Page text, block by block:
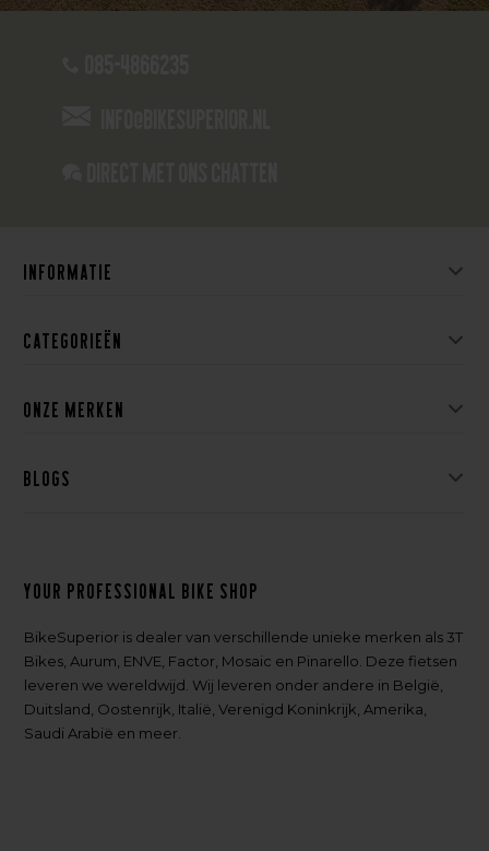
Informatie
Categorieën
Onze merken
Blogs
Your professional bike shop
BikeSuperior is dealer van verschillende unieke merken als 3T
Bikes, Aurum, ENVE, Factor, Mosaic en Pinarello. Deze fietsen
leveren we wereldwijd. Wij leveren onder andere in België,
Duitsland, Oostenrijk, Italië, Verenigd Koninkrijk, Amerika,
Saudi Arabië en meer.